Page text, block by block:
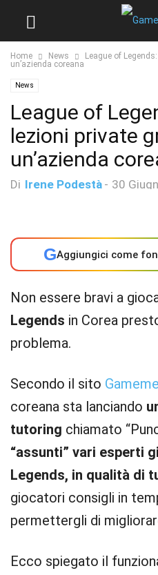
Home News
League of
un’azienda coreana
News
League of
lezioni private
un’azienda
Di Irene Podestà - 30
GAggiungici come
Non essere bravi a
Legends in Corea
problema.
Secondo il sito
coreana sta lanciando
tutoring chiamato
“assunti” vari esperti
Legends, in qualità di
giocatori consigli in
permettergli di
Ecco spiegato il